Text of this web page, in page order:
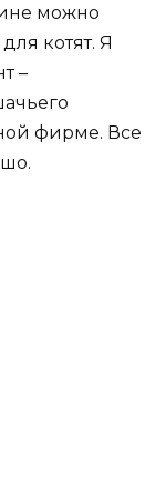
можно
котят. Я
–
фирме. Все